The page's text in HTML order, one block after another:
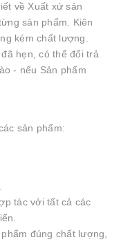
về Xuất xứ sản
sản phẩm. Kiên
kém chất lượng.
hẹn, có thể đổi trả
- nếu Sản phẩm
sản phẩm:
tác với tất cả các
đúng chất lượng,